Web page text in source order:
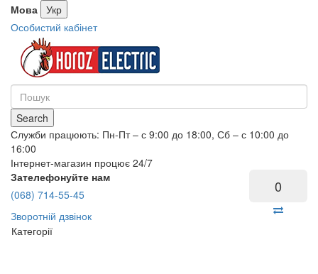
Мова Укр
Особистий кабінет
Search
Служби працюють: Пн-Пт – с 9:00 до 18:00, Сб – с 10:00 до
16:00
Інтернет-магазин процює 24/7
Зателефонуйте нам
(068) 714-55-45
Зворотній дзвінок
0
Категорії